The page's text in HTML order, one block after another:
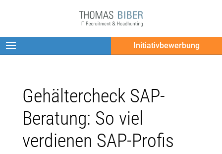
Initiativbewerbung
Gehältercheck SAP-
Beratung: So viel
verdienen SAP-Profis